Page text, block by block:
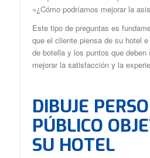
«¿Cómo podríamos mejorar la
Este tipo de preguntas es
que el cliente piensa de su hotel
de botella y los puntos que deben
mejorar la satisfacción y la
DIBUJE
PÚBLICO
SU HOTEL